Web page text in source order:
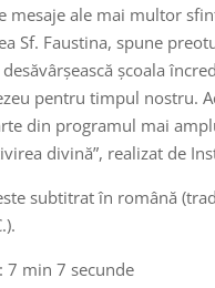
mesaje ale mai multor
Sf. Faustina, spune
desăvârșească școala
pentru timpul nostru.
din programul mai
divină”, realizat de
subtitrat în română
7 min 7 secunde